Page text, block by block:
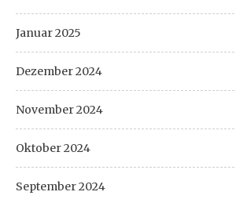
Januar 2025
Dezember 2024
November 2024
Oktober 2024
September 2024